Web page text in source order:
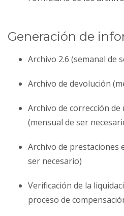
Generación de
Archivo 2.6 (semanal de
Archivo de devolución
Archivo de corrección
(mensual de ser
Archivo de prestaciones
ser necesario)
Verificación de la
proceso de